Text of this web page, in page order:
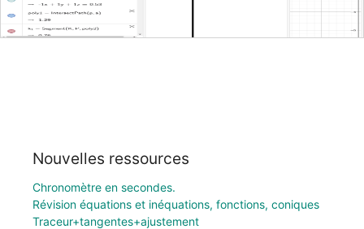
Nouvelles ressources
Chronomètre en secondes.
Révision équations et inéquations, fonctions, coniques
Traceur+tangentes+ajustement